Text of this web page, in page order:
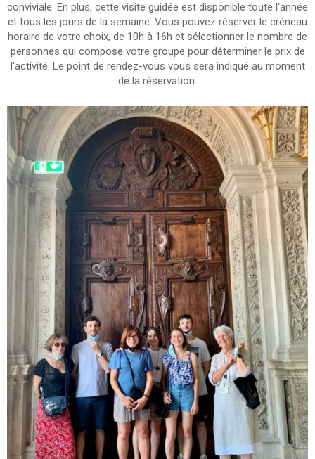
conviviale. En plus, cette visite guidée est disponible toute l'année
et tous les jours de la semaine. Vous pouvez réserver le créneau
horaire de votre choix, de 10h à 16h et sélectionner le nombre de
personnes qui compose votre groupe pour déterminer le prix de
l'activité. Le point de rendez-vous vous sera indiqué au moment
de la réservation.